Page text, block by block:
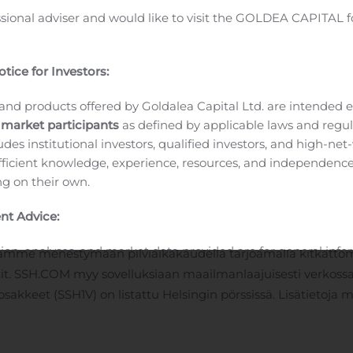
omasta ja yrityksen puolesta hänen merkittävästä
Communications Securityn toimitusjohtaja Kaisa
40 5795216Jakelu:
turvaamaan digitaalista ydintään – kriittistä dataa,
-yrityksistä, monet maailman johtavista
menes­tymään pilviaikakaudella tarjoamalla
SSH.COM myy sovelluksiaan maailmanlaajuisesti
(SSH1V) on listattu Helsingin pörssissä.
adviser and would like to visit the GOLDEA CAPITAL
for Investors:
products offered by Goldalea Capital Ltd. are intended
participants as defined by applicable laws and
institutional investors, qualified investors, and high-
knowledge, experience, resources, and
on their own.
Advice:
analyses, and market data provided are for general
constitute individual investment advice . They should
decisions and do not take into account the specific